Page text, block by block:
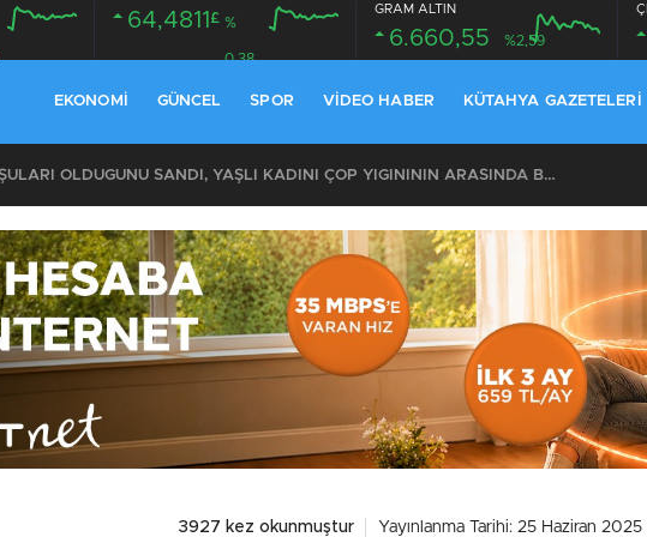
64,4811 £ %
0.38
GRAM ALTIN
6.660,55 %2,59
EKONOMI GÜNCEL SPOR VIDEO HABER KÜTAHYA GAZETELERI
KOMŞULARI ÖLDÜĞÜNÜ SANDI, YAŞLI KADINI ÇÖP YIĞINININ ARASINDA BULUNDU
3927 kez okunmuştur Yayınlanma Tarihi: 25 Haziran 2025